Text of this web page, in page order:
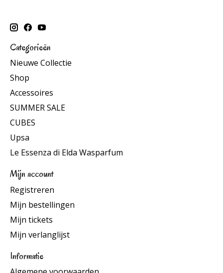
Categorieën
Nieuwe Collectie
Shop
Accessoires
SUMMER SALE
CUBES
Upsa
Le Essenza di Elda Wasparfum
Mijn account
Registreren
Mijn bestellingen
Mijn tickets
Mijn verlanglijst
Informatie